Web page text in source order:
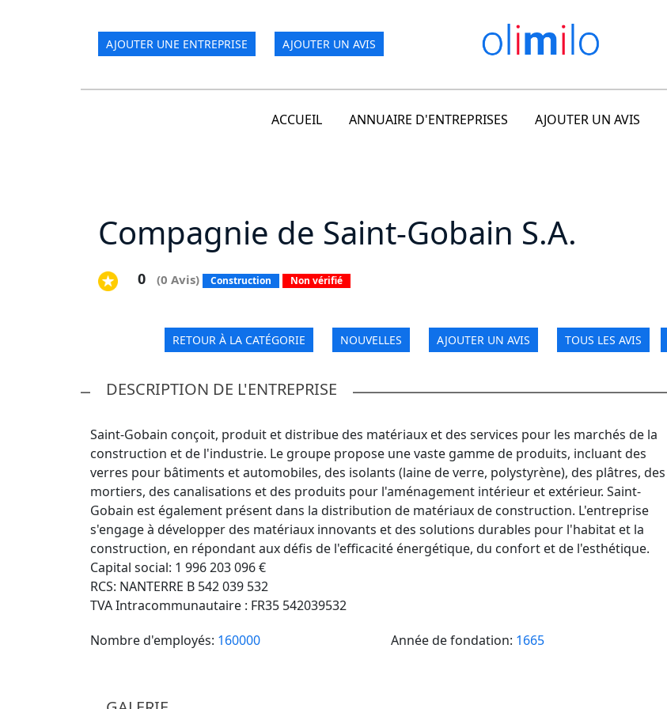
AJOUTER UNE ENTREPRISE AJOUTER UN AVIS
ACCUEIL ANNUAIRE D'ENTREPRISES AJOUTER UN AVIS
Compagnie de Saint-Gobain S.A.
0 (0 Avis) Construction Non vérifié
RETOUR À LA CATÉGORIE NOUVELLES AJOUTER UN AVIS TOUS LES AVIS
DESCRIPTION DE L'ENTREPRISE
Saint-Gobain conçoit, produit et distribue des matériaux et des services pour les marchés de la
construction et de l'industrie. Le groupe propose une vaste gamme de produits, incluant des
verres pour bâtiments et automobiles, des isolants (laine de verre, polystyrène), des plâtres, des
mortiers, des canalisations et des produits pour l'aménagement intérieur et extérieur. Saint-
Gobain est également présent dans la distribution de matériaux de construction. L'entreprise
s'engage à développer des matériaux innovants et des solutions durables pour l'habitat et la
construction, en répondant aux défis de l'efficacité énergétique, du confort et de l'esthétique.
Capital social: 1 996 203 096 €
RCS: NANTERRE B 542 039 532
TVA Intracommunautaire : FR35 542039532
Nombre d'employés: 160000 Année de fondation: 1665